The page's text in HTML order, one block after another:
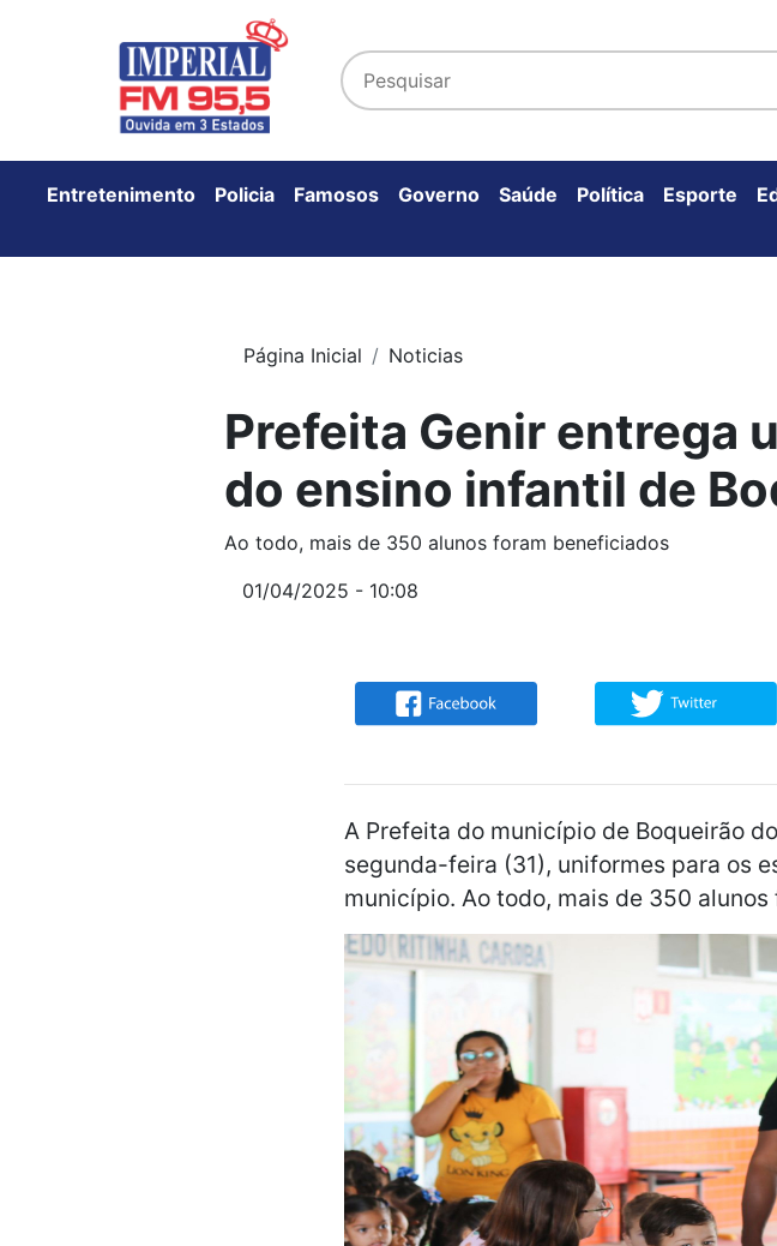
Entretenimento Policia Famosos Governo Saúde Política Esporte
Página Inicial Noticias
Prefeita Genir entrega
do ensino infantil de
Ao todo, mais de 350 alunos foram beneficiados
01/04/2025 - 10:08
A Prefeita do município de Boqueirão
segunda-feira (31), uniformes para os
município. Ao todo, mais de 350